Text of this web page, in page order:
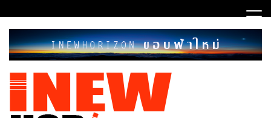
to
content